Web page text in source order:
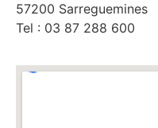
57200 Sarreguemines
Tel : 03 87 288 600